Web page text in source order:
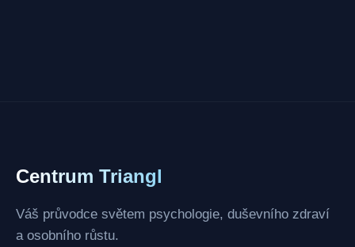
Centrum Triangl
Váš průvodce světem psychologie, duševního zdraví
a osobního růstu.